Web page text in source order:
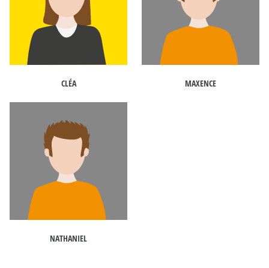
CLÉA MAXENCE
NATHANIEL